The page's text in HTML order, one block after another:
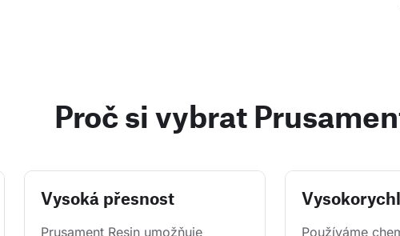
Proč si vybrat
Vysoká přesnost
Prusament Resin umožňuje
Používáme